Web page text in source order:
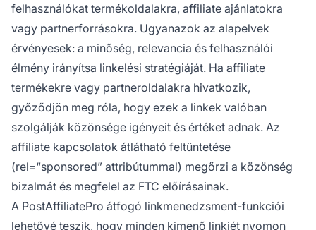
felhasználókat termékoldalakra, affiliate ajánlatokra
vagy partnerforrásokra. Ugyanazok az alapelvek
érvényesek: a minőség, relevancia és felhasználói
élmény irányítsa linkelési stratégiáját. Ha affiliate
termékekre vagy partneroldalakra hivatkozik,
győződjön meg róla, hogy ezek a linkek valóban
szolgálják közönsége igényeit és értéket adnak. Az
affiliate kapcsolatok átlátható feltüntetése
(rel=“sponsored” attribútummal) megőrzi a közönség
bizalmát és megfelel az FTC előírásainak.
A PostAffiliatePro átfogó linkmenedzsment-funkciói
lehetővé teszik, hogy minden kimenő linkjét nyomon